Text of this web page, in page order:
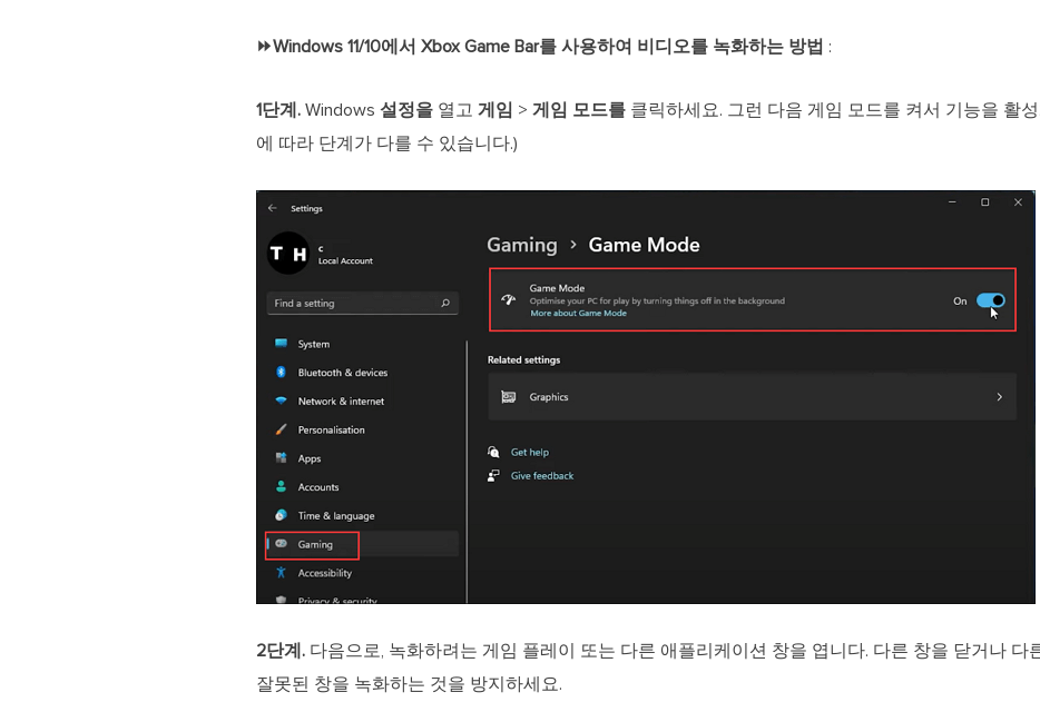
⏩Windows 11/10에서 Xbox Game Bar를 사용하여 비디오를 녹화하는 방법 :
1단계. Windows 설정을 열고 게임 > 게임 모드를 클릭하세요. 그런 다음 게임 모드를 켜서 기능을 활
에 따라 단계가 다를 수 있습니다.)
2단계. 다음으로, 녹화하려는 게임 플레이 또는 다른 애플리케이션 창을 엽니다. 다른 창을 닫거나 다
잘못된 창을 녹화하는 것을 방지하세요.